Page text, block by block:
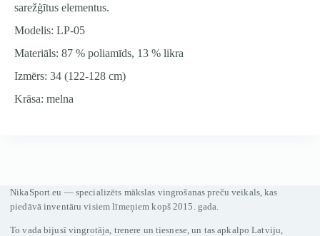
sarežģītus elementus.
Modelis: LP-05
Materiāls: 87 % poliamīds, 13 % likra
Izmērs: 34 (122-128 cm)
Krāsa: melna
NikaSport.eu — specializēts mākslas vingrošanas preču veikals, kas
piedāvā inventāru visiem līmeņiem kopš 2015. gada.
To vada bijusī vingrotāja, trenere un tiesnese, un tas apkalpo Latviju,